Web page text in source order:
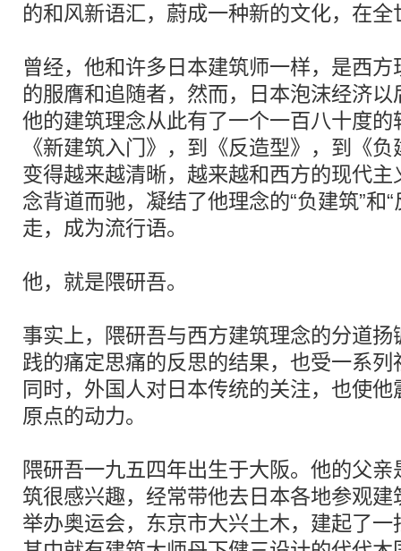
的和风新语汇，蔚成一种新的文化，在全
曾经，他和许多日本建筑师一样，是西
的服膺和追随者，然而，日本泡沫经济
他的建筑理念从此有了一个一百八十度
《新建筑入门》，到《反造型》，到《
变得越来越清晰，越来越和西方的现代
念背道而驰，凝结了他理念的“负建筑”和
走，成为流行语。
他，就是隈研吾。
事实上，隈研吾与西方建筑理念的分道
践的痛定思痛的反思的结果，也受一系
同时，外国人对日本传统的关注，也使
原点的动力。
隈研吾一九五四年出生于大阪。他的父
筑很感兴趣，经常带他去日本各地参观
举办奥运会，东京市大兴土木，建起了